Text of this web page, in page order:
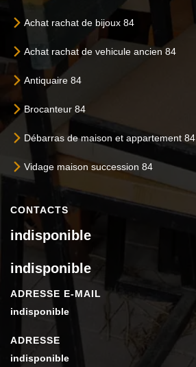
Achat rachat de bijoux 84
Achat rachat de vehicule ancien 84
Antiquaire 84
Brocanteur 84
Débarras de maison et appartement 84
Vidage maison succession 84
CONTACTS
indisponible
indisponible
ADRESSE E-MAIL
indisponible
ADRESSE
indisponible